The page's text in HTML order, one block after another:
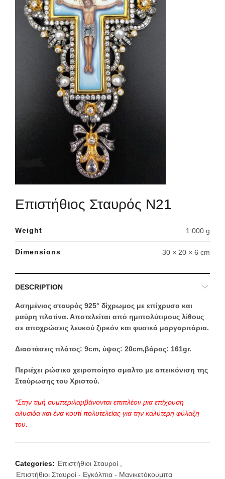
Επιστήθιος Σταυρός Ν21
Weight 1.000 g
Dimensions 30 × 20 × 6 cm
DESCRIPTION
Ασημένιος σταυρός 925° δίχρωμος με επίχρυσο και
μαύρη πλατίνα. Αποτελείται από ημιπολύτιμους λίθους
σε αποχρώσεις λευκού ζιρκόν και φυσικά μαργαριτάρια.
Διαστάσεις πλάτος: 9cm, ύψος: 20cm,βάρος: 161gr.
Περιέχει ρώσικο χειροποίητο σμαλτο με απεικόνιση της
Σταύρωσης του Χριστού.
*Στην τιμή συμπεριλαμβάνονται επιπλέον μια επίχρυση
αλυσίδα και ένα κουτί πολυτελείας για την καλύτερη φύλαξη
του.
Categories: Επιστήθιοι Σταυροί
Επιστήθιοι Σταυροί - Εγκόλπια - Μανικετόκουμπα